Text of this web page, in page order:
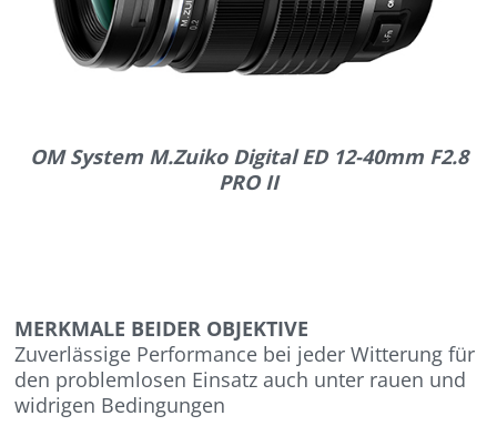
OM System M.Zuiko Digital ED 12-40mm F2.8
PRO II
MERKMALE BEIDER OBJEKTIVE
Zuverlässige Performance bei jeder Witterung für
den problemlosen Einsatz auch unter rauen und
widrigen Bedingungen